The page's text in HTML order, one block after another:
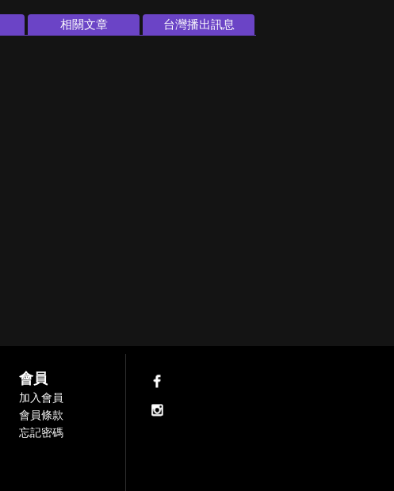
相關文章 台灣播出訊息
會員
加入會員
會員條款
忘記密碼